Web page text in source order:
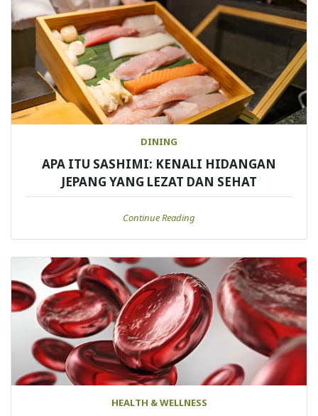
DINING
APA ITU SASHIMI: KENALI HIDANGAN
JEPANG YANG LEZAT DAN SEHAT
Continue Reading
HEALTH & WELLNESS